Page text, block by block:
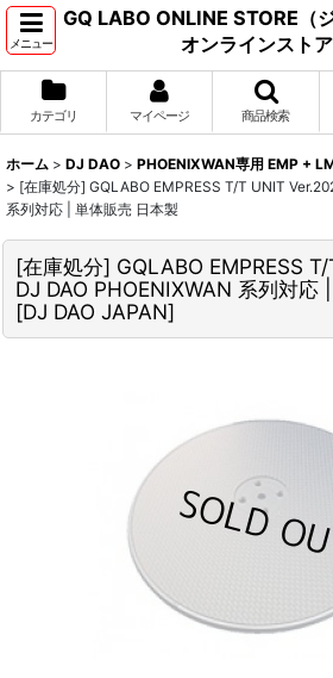
メニュー
GQ LABO ONLINE STORE（
オンラインストア
カテゴリ マイページ 商品検索
ホーム > DJ DAO > PHOENIXWAN専用 EMP +
> [在庫処分] GQLABO EMPRESS T/T UNIT
系列対応 | 単体販売 日本製
[在庫処分] GQLABO EMPRESS
DJ DAO PHOENIXWAN 系列対応
[DJ DAO JAPAN]